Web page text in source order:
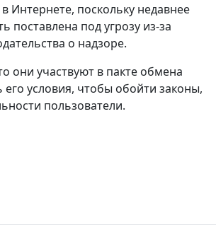
Интернете, поскольку недавнее
​​под угрозу из-за
о надзоре.
они участвуют в пакте обмена
его условия, чтобы обойти законы,
пользователи.